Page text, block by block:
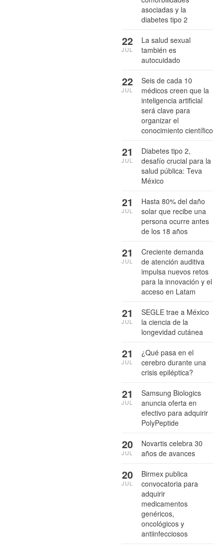
asociadas y la
diabetes tipo 2
La salud sexual
también es
autocuidado
22
JUL
Seis de cada 10
médicos creen que la
inteligencia artificial
será clave para
organizar el
conocimiento científico
22
JUL
Diabetes tipo 2,
desafío crucial para la
salud pública: Teva
México
21
JUL
Hasta 80% del daño
solar que recibe una
persona ocurre antes
de los 18 años
21
JUL
Creciente demanda
de atención auditiva
impulsa nuevos retos
para la innovación y el
acceso en Latam
21
JUL
SEGLE trae a México
la ciencia de la
longevidad cutánea
21
JUL
¿Qué pasa en el
cerebro durante una
crisis epiléptica?
21
JUL
Samsung Biologics
anuncia oferta en
efectivo para adquirir
PolyPeptide
21
JUL
Novartis celebra 30
años de avances
20
JUL
Birmex publica
convocatoria para
adquirir
medicamentos
genéricos,
oncológicos y
antiinfecciosos
20
JUL